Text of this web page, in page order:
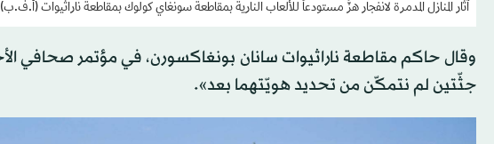
آثار المنازل المدمرة لانفجار هزَّ مستودعاً للألعاب النارية بمقاطعة سونغاي كولوك بمقاطعة ناراثيوات (أ.ف.ب)
جثّتين لم نتمكّن من تحديد هويّتهما بعد».